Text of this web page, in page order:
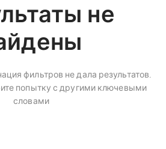
не
фильтров не дала результатов.
попытку с другими ключевыми
словами